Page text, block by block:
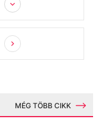
MÉG TÖBB CIKK